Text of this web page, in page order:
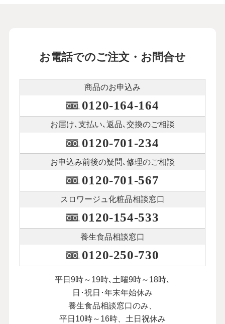
お電話でのご注文・お問合せ
商品のお申込み
0120-164-164
お届け､支払い､ 返品､交換のご相談
0120-701-234
お申込み前後の疑問､修理のご相談
0120-701-567
スロワージュ化粧品相談窓口
0120-154-533
養生食品相談窓口
0120-250-730
平日9時～19時､土曜9時～18時､
日･祝日･年末年始休み
養生食品相談窓口のみ、
平日10時～16時、土日祝休み